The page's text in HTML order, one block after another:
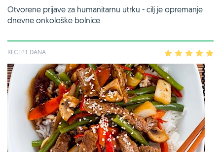
Otvorene prijave za humanitarnu utrku - cilj je opremanje
dnevne onkološke bolnice
RECEPT DANA 2 3 4